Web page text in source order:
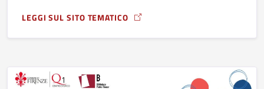
LEGGI SUL SITO TEMATICO
A PROPOSITO DI DIVENIRE